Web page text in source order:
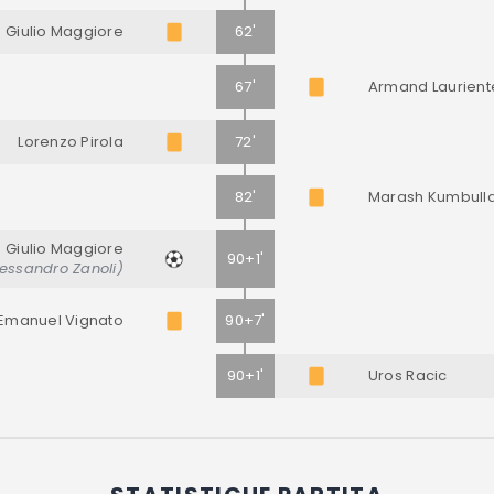
Giulio Maggiore 62'
67' Armand
Lorenzo Pirola 72'
82' Marash
Giulio Maggiore
Zanoli)
90+1'
Vignato 90+7'
90+1' Uros Racic